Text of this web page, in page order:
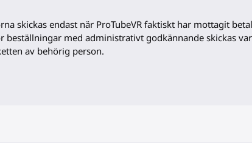
skickas endast när ProTubeVR faktiskt har mottagit
beställningar med administrativt godkännande skickas
av behörig person.